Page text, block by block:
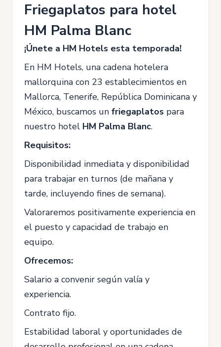
Friegaplatos para hotel
HM Palma Blanc
¡Únete a HM Hotels esta temporada!
En HM Hotels, una cadena hotelera
mallorquina con 23 establecimientos en
Mallorca, Tenerife, República Dominicana y
México, buscamos un friegaplatos para
nuestro hotel HM Palma Blanc.
Requisitos:
Disponibilidad inmediata y disponibilidad
para trabajar en turnos (de mañana y
tarde, incluyendo fines de semana).
Valoraremos positivamente experiencia en
el puesto y capacidad de trabajo en
equipo.
Ofrecemos:
Salario a convenir según valía y
experiencia.
Contrato fijo.
Estabilidad laboral y oportunidades de